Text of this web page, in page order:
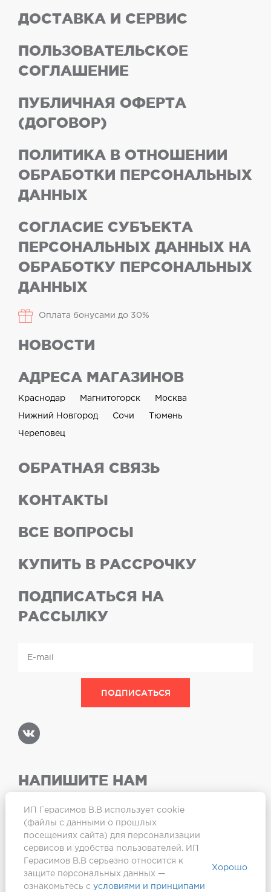
ДОСТАВКА И СЕРВИС
ПОЛЬЗОВАТЕЛЬСКОЕ
СОГЛАШЕНИЕ
ПУБЛИЧНАЯ ОФЕРТА
(ДОГОВОР)
ПОЛИТИКА В ОТНОШЕНИИ
ОБРАБОТКИ ПЕРСОНАЛЬНЫХ
ДАННЫХ
СОГЛАСИЕ СУБЪЕКТА
ПЕРСОНАЛЬНЫХ ДАННЫХ НА
ОБРАБОТКУ ПЕРСОНАЛЬНЫХ
ДАННЫХ
Оплата бонусами до 30%
НОВОСТИ
АДРЕСА МАГАЗИНОВ
Краснодар Магнитогорск Москва
Нижний Новгород Сочи Тюмень
Череповец
ОБРАТНАЯ СВЯЗЬ
КОНТАКТЫ
ВСЕ ВОПРОСЫ
КУПИТЬ В РАССРОЧКУ
ПОДПИСАТЬСЯ НА
РАССЫЛКУ
НАПИШИТЕ НАМ
ИП Герасимов В.В использует cookie
(файлы с данными о прошлых
посещениях сайта) для персонализации
сервисов и удобства пользователей. ИП
Герасимов В.В серьезно относится к
защите персональных данных —
ознакомьтесь с условиями и принципами
Хорошо